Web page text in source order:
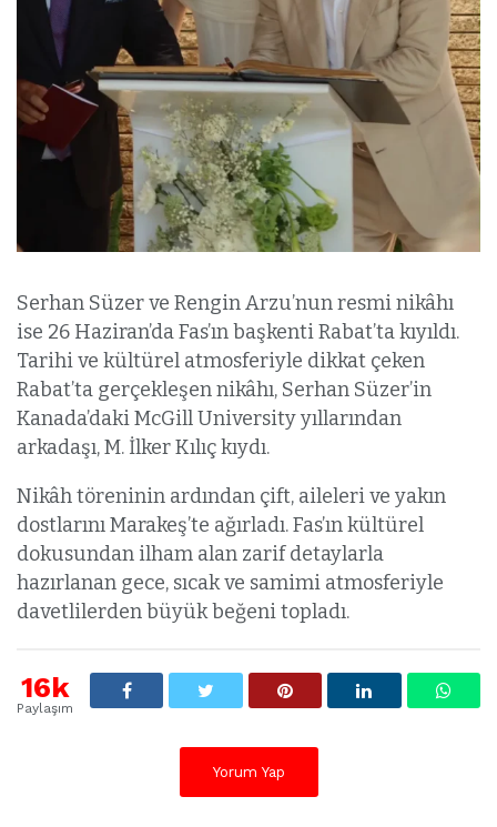
Serhan Süzer ve Rengin Arzu’nun resmi nikâhı
ise 26 Haziran’da Fas’ın başkenti Rabat’ta kıyıldı.
Tarihi ve kültürel atmosferiyle dikkat çeken
Rabat’ta gerçekleşen nikâhı, Serhan Süzer’in
Kanada’daki McGill University yıllarından
arkadaşı, M. İlker Kılıç kıydı.
Nikâh töreninin ardından çift, aileleri ve yakın
dostlarını Marakeş’te ağırladı. Fas’ın kültürel
dokusundan ilham alan zarif detaylarla
hazırlanan gece, sıcak ve samimi atmosferiyle
davetlilerden büyük beğeni topladı.
16k
Paylaşım
Yorum Yap